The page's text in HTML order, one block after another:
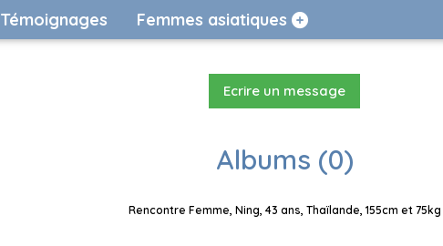
Témoignages Femmes asiatiques
Ecrire un message
Albums (0)
Rencontre Femme, Ning, 43 ans, Thaïlande, 155cm et 75kg